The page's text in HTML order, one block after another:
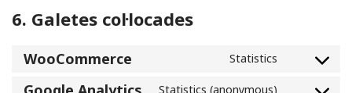
6. Galetes col·locades
WooCommerce Statistics
Statistics (anonymous)